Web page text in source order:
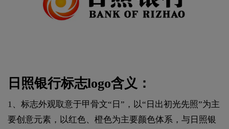
日照银行标志logo含义：
1、标志外观取意于甲骨文“日”，以“日出初光先照”为主
要创意元素，以红色、橙色为主要颜色体系，与日照银